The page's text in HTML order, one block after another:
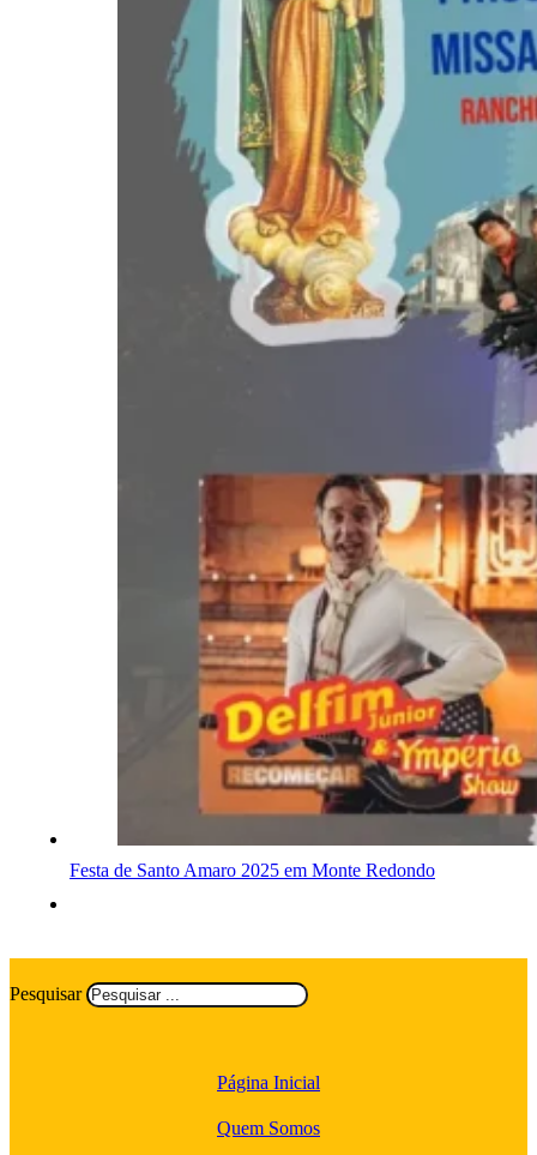
Festa de Santo Amaro 2025 em Monte Redondo
Pesquisar
Página Inicial
Quem Somos